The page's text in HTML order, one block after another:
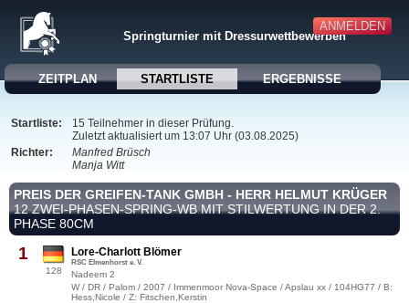
ANMELDEN
Springturnier mit Dressurwettbewerben
ZEITPLAN STARTLISTE ERGEBNISSE
Startliste:
15 Teilnehmer in dieser Prüfung.
Zuletzt aktualisiert um 13:07 Uhr (03.08.2025)
Richter:
Manfred Brüsch
Manja Witt
PREIS DER GREIFEN-TANK GMBH - HERR HELMUT KRÜGER
12 ZWEI-PHASEN-SPRING-WB MIT STILWERTUNG IN DER 2.
PHASE 80CM
1
128
Lore-Charlott Blömer
RSC Elmenhorst e. V.
Nadeem 2
W / DR / Palom / 2007 / Immenmoor Nova-Space / Apslau xx / 104HG77 / B:
Hess,Nicole / Z: Fitschen,Kerstin